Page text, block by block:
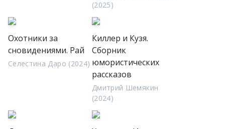
(2025)
Охотники за
сновидениями. Рай
Селестина Даро (2024)
Киллер и Кузя.
Сборник
юмористических
рассказов
Дмитрий Шемякин
(2024)